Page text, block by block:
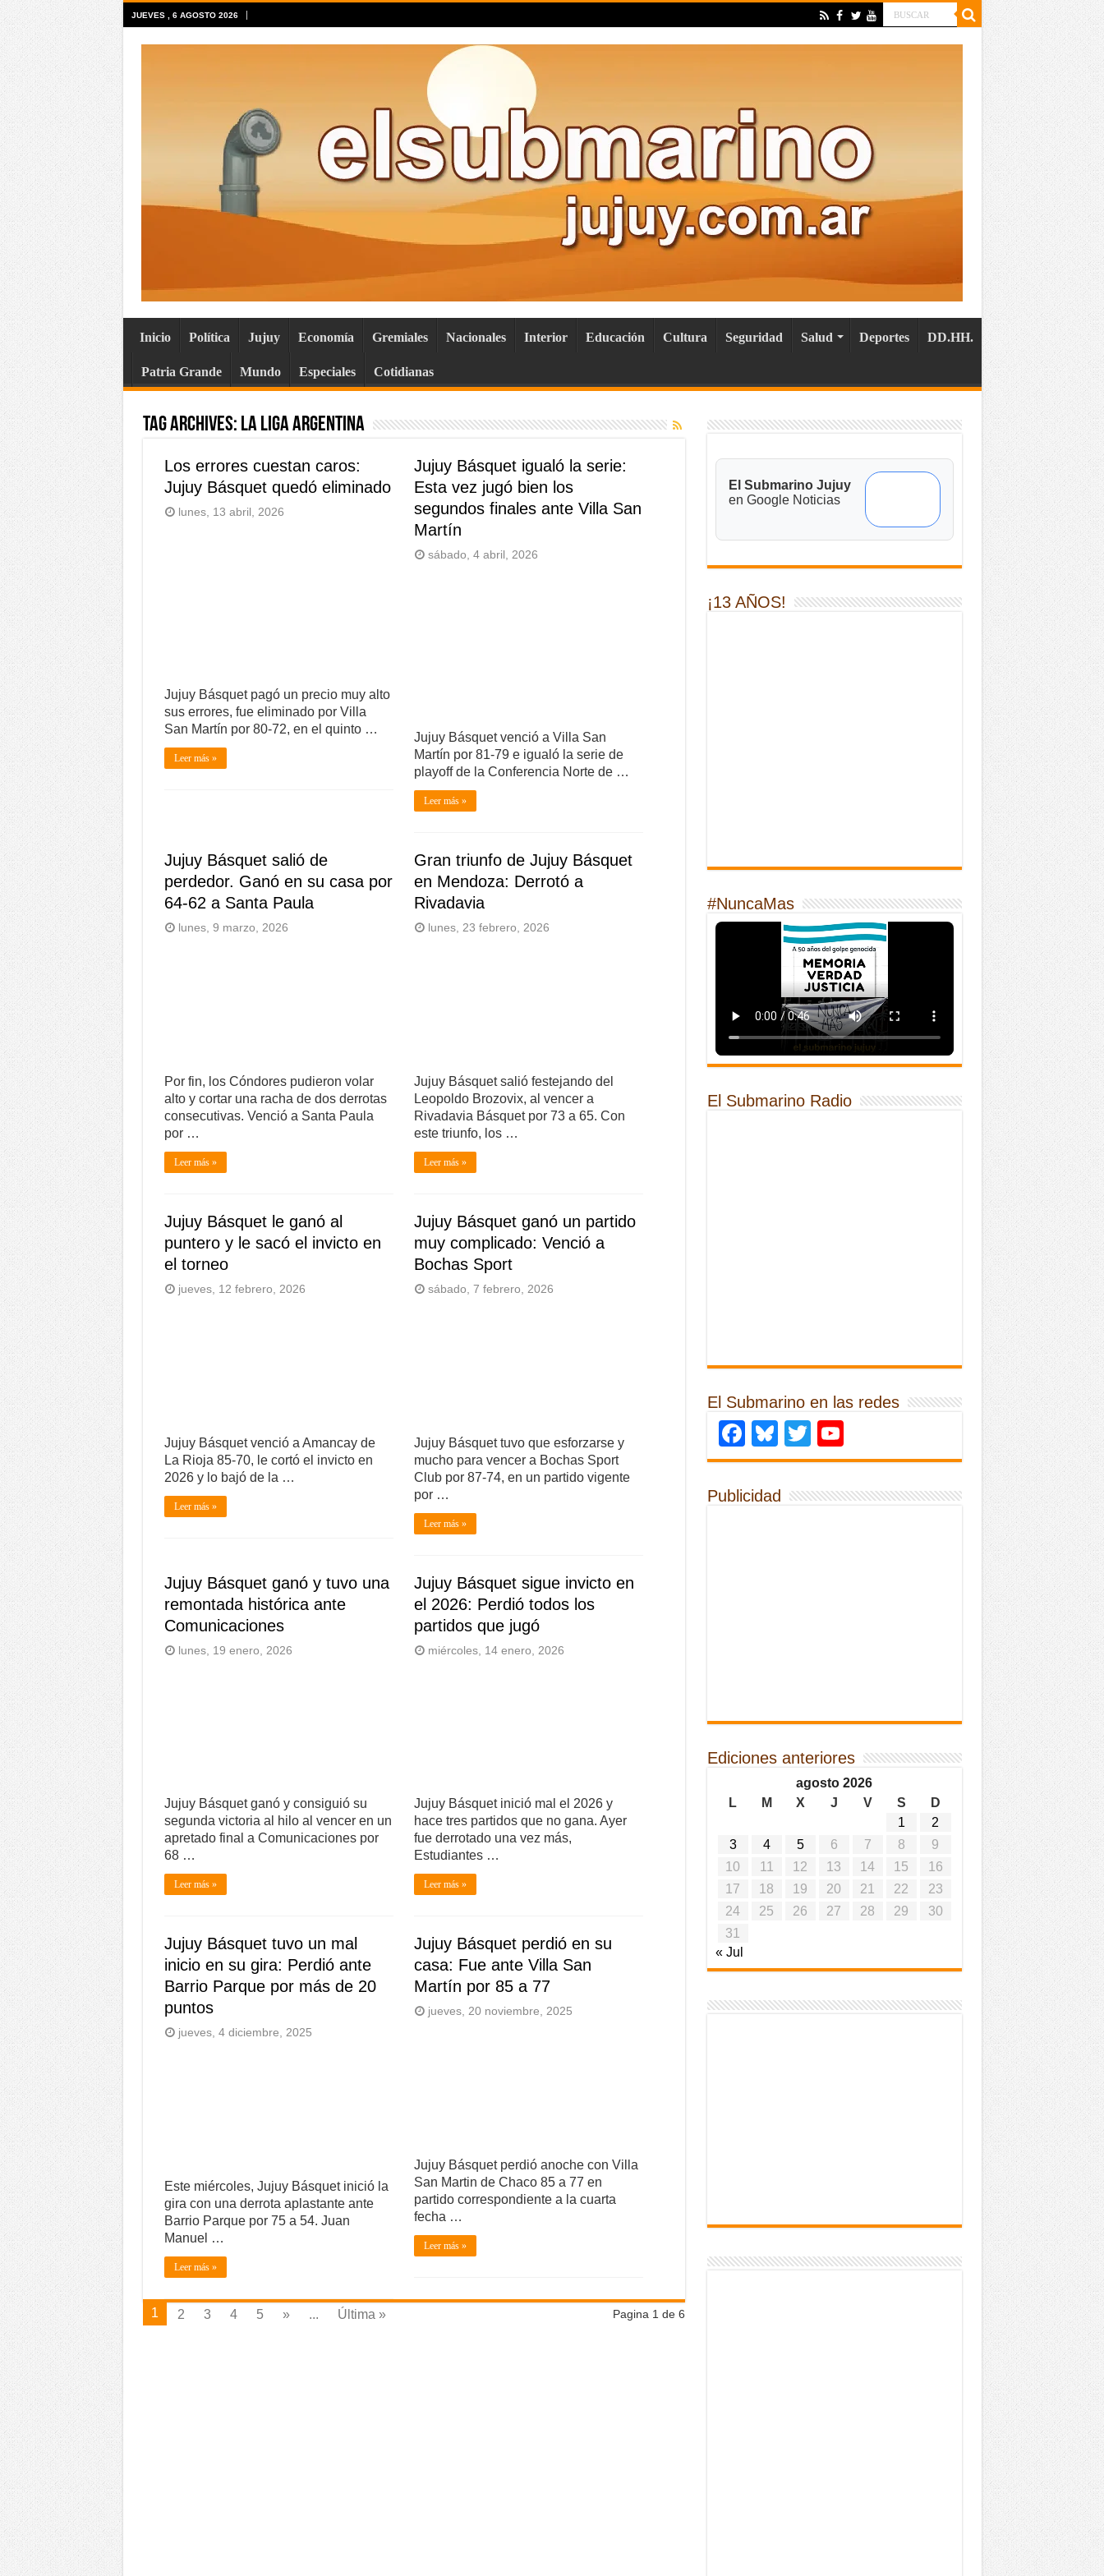
JUEVES , 6 AGOSTO 2026
Inicio Política Jujuy Economía Gremiales Nacionales Interior Educación Cultura Seguridad Salud Deportes DD.HH.
Patria Grande Mundo Especiales Cotidianas
Tag Archives: La Liga Argentina
Los errores cuestan caros:
Jujuy Básquet quedó eliminado
lunes, 13 abril, 2026
Jujuy Básquet pagó un precio muy alto
sus errores, fue eliminado por Villa
San Martín por 80-72, en el quinto …
Leer más »
Jujuy Básquet igualó la serie:
Esta vez jugó bien los
segundos finales ante Villa San
Martín
sábado, 4 abril, 2026
Jujuy Básquet venció a Villa San
Martín por 81-79 e igualó la serie de
playoff de la Conferencia Norte de …
Leer más »
Jujuy Básquet salió de
perdedor. Ganó en su casa por
64-62 a Santa Paula
lunes, 9 marzo, 2026
Por fin, los Cóndores pudieron volar
alto y cortar una racha de dos derrotas
consecutivas. Venció a Santa Paula
por …
Leer más »
Gran triunfo de Jujuy Básquet
en Mendoza: Derrotó a
Rivadavia
lunes, 23 febrero, 2026
Jujuy Básquet salió festejando del
Leopoldo Brozovix, al vencer a
Rivadavia Básquet por 73 a 65. Con
este triunfo, los …
Leer más »
Jujuy Básquet le ganó al
puntero y le sacó el invicto en
el torneo
jueves, 12 febrero, 2026
Jujuy Básquet venció a Amancay de
La Rioja 85-70, le cortó el invicto en
2026 y lo bajó de la …
Leer más »
Jujuy Básquet ganó un partido
muy complicado: Venció a
Bochas Sport
sábado, 7 febrero, 2026
Jujuy Básquet tuvo que esforzarse y
mucho para vencer a Bochas Sport
Club por 87-74, en un partido vigente
por …
Leer más »
Jujuy Básquet ganó y tuvo una
remontada histórica ante
Comunicaciones
lunes, 19 enero, 2026
Jujuy Básquet ganó y consiguió su
segunda victoria al hilo al vencer en un
apretado final a Comunicaciones por
68 …
Leer más »
Jujuy Básquet sigue invicto en
el 2026: Perdió todos los
partidos que jugó
miércoles, 14 enero, 2026
Jujuy Básquet inició mal el 2026 y
hace tres partidos que no gana. Ayer
fue derrotado una vez más,
Estudiantes …
Leer más »
Jujuy Básquet tuvo un mal
inicio en su gira: Perdió ante
Barrio Parque por más de 20
puntos
jueves, 4 diciembre, 2025
Este miércoles, Jujuy Básquet inició la
gira con una derrota aplastante ante
Barrio Parque por 75 a 54. Juan
Manuel …
Leer más »
Jujuy Básquet perdió en su
casa: Fue ante Villa San
Martín por 85 a 77
jueves, 20 noviembre, 2025
Jujuy Básquet perdió anoche con Villa
San Martin de Chaco 85 a 77 en
partido correspondiente a la cuarta
fecha …
Leer más »
Pagina 1 de 6
1 2 3 4 5 » ... Última »
El Submarino Jujuy
en Google Noticias
¡13 AÑOS!
#NuncaMas
El Submarino Radio
El Submarino en las redes
Facebook
Bluesky
Twitter
Publicidad
Ediciones anteriores
agosto 2026
L
M X J V S
D
1
2
3
4 5 6 7 8
9
10
11 12 13 14 15
16
17
18 19 20 21 22
23
24
25 26 27 28 29
30
31
« Jul